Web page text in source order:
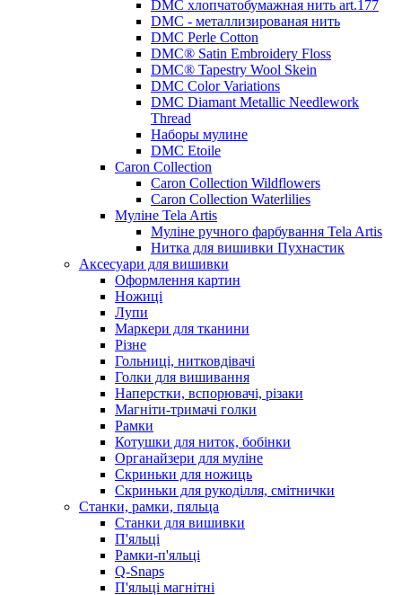
DMC хлопчатобумажная нить art.177
DMC - металлизированая нить
DMC Perle Cotton
DMC® Satin Embroidery Floss
DMC® Tapestry Wool Skein
DMC Color Variations
DMC Diamant Metallic Needlework
Thread
Наборы мулине
DMC Etoile
Caron Collection
Caron Collection Wildflowers
Caron Collection Waterlilies
Муліне Tela Artis
Муліне ручного фарбування Tela Artis
Нитка для вишивки Пухнастик
Аксесуари для вишивки
Оформлення картин
Ножиці
Лупи
Маркери для тканини
Різне
Гольниці, нитковдівачі
Голки для вишивання
Наперстки, вспорювачі, різаки
Магніти-тримачі голки
Рамки
Котушки для ниток, бобінки
Органайзери для муліне
Скриньки для ножиць
Скриньки для рукоділля, смітнички
Станки, рамки, пяльца
Станки для вишивки
П'яльці
Рамки-п'яльці
Q-Snaps
П'яльці магнітні